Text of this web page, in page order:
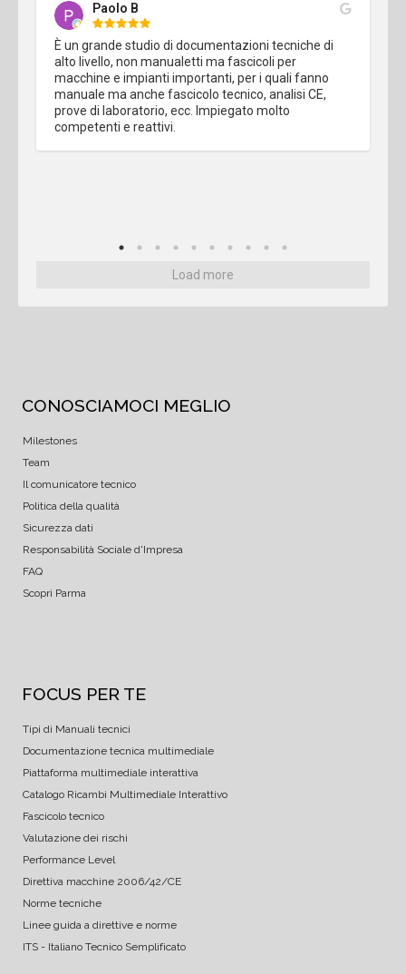
Paolo B
È un grande studio di documentazioni tecniche di
alto livello, non manualetti ma fascicoli per
macchine e impianti importanti, per i quali fanno
manuale ma anche fascicolo tecnico, analisi CE,
prove di laboratorio, ecc. Impiegato molto
competenti e reattivi.
Load more
CONOSCIAMOCI MEGLIO
Milestones
Team
Il comunicatore tecnico
Politica della qualità
Sicurezza dati
Responsabilità Sociale d'Impresa
FAQ
Scopri Parma
FOCUS PER TE
Tipi di Manuali tecnici
Documentazione tecnica multimediale
Piattaforma multimediale interattiva
Catalogo Ricambi Multimediale Interattivo
Fascicolo tecnico
Valutazione dei rischi
Performance Level
Direttiva macchine 2006/42/CE
Norme tecniche
Linee guida a direttive e norme
ITS - Italiano Tecnico Semplificato